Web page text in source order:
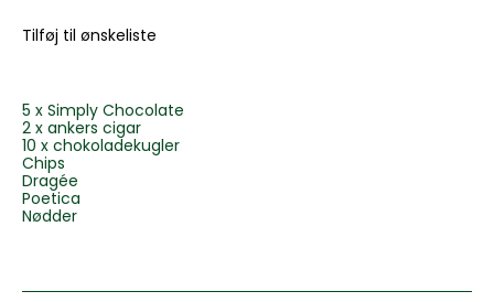
Tilføj til ønskeliste
5 x Simply Chocolate
2 x ankers cigar
10 x chokoladekugler
Chips
Dragée
Poetica
Nødder